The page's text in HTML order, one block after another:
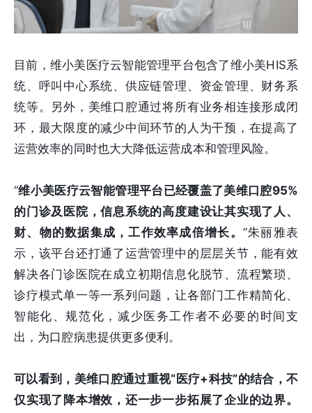
目前，维小美医疗云智能管理平台包含了维小美HIS系
统、呼叫中心系统、供应链管理、资金管理、财务系
统等。另外，美维口腔通过将所有业务相连接形成闭
环，最大限度的减少中间环节的人为干预，在提高了
运营效率的同时也大大降低运营成本和管理风险。
“维小美医疗云智能管理平台已经覆盖了美维口腔95%
的门诊及医院，信息系统的高度建设让其实现了人、
财、物的数据集成，工作效率成倍增长。 ”朱丽雅表
示，该平台还打通了运营管理中的层层关节，能有效
解决各门诊医院在成立初期信息化脱节、流程繁琐、
诊疗模式单一等一系列问题，让各部门工作精简化、
智能化、规范化，减少医务工作者不必要的时间支
出，为口腔病患提供更多便利。
可以看到，美维口腔通过重视“医疗+科技”的结合，不
仅实现了降本增效，还一步一步拓展了企业的边界。